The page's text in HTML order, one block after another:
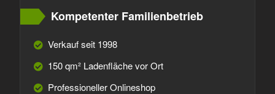
Kompetenter Familienbetrieb
Verkauf seit 1998
150 qm² Ladenfläche vor Ort
Professioneller Onlineshop